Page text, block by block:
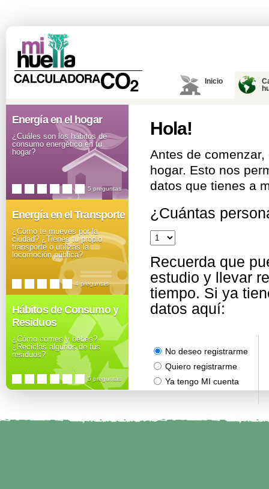
Inicio
Hola!
Antes de
hogar. Esto nos
datos que tienes a
¿Cuántas
Recuerda que
estudio y llevar
tiempo. Si ya
datos aquí:
No deseo registrarme
Quiero registrarme
Ya tengo MI cuenta
Energía en el hogar
¿Cuáles son los hábitos de
consumo energético en tu
hogar?
5 preguntas
Energía en el Transporte
¿Cómo te mueves por la
ciudad? ¿Tienes tu propio
transporte o utilizas la
locomoción pública?
4 preguntas
Hábitos de Consumo y
Residuos
¿Cómo comes y bebes?
¿Reciclas algunos de tus
residuos?
5 preguntas